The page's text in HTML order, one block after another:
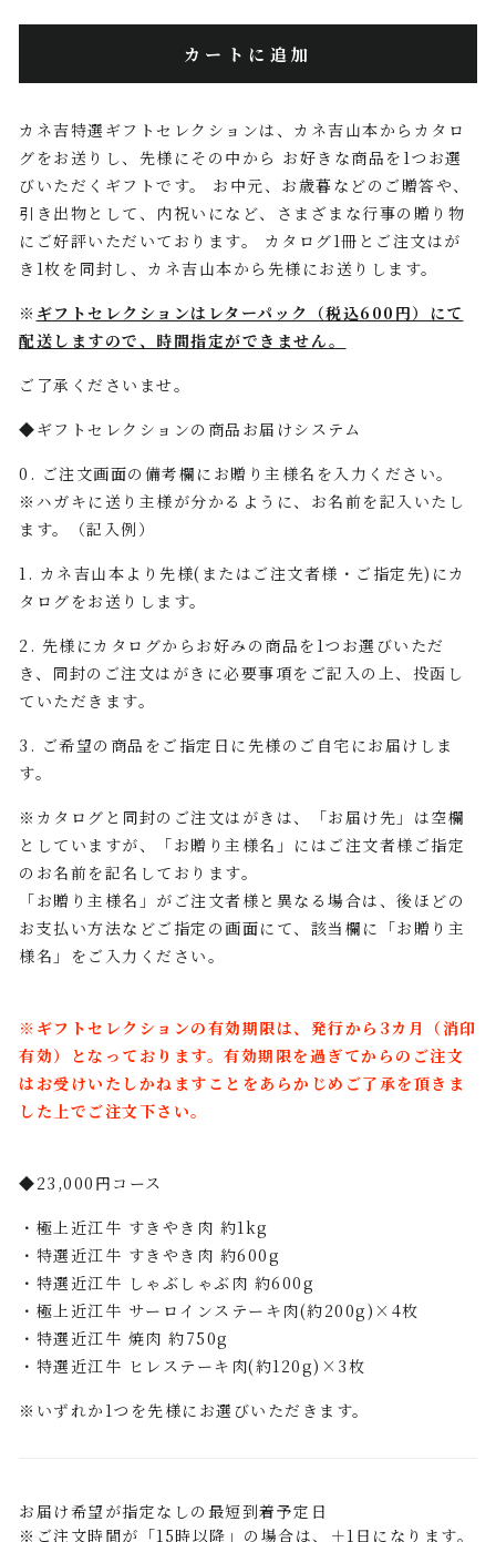
カートに追加
カネ吉特選ギフトセレクションは、カネ吉山本からカタロ
グをお送りし、先様にその中から お好きな商品を1つお選
びいただくギフトです。 お中元、お歳暮などのご贈答や、
引き出物として、内祝いになど、さまざまな行事の贈り物
にご好評いただいております。 カタログ1冊とご注文はが
き1枚を同封し、カネ吉山本から先様にお送りします。
※ ギフトセレクションはレターパック（税込600円）にて
配送しますので、時間指定ができません。
ご了承くださいませ。
◆ギフトセレクションの商品お届けシステム
0. ご注文画面の備考欄にお贈り主様名を入力ください。
※ハガキに送り主様が分かるように、お名前を記入いたし
ます。（記入例）
1. カネ吉山本より先様(またはご注文者様・ご指定先)にカ
タログをお送りします。
2. 先様にカタログからお好みの商品を1つお選びいただ
き、同封のご注文はがきに必要事項をご記入の上、投函し
ていただきます。
3. ご希望の商品をご指定日に先様のご自宅にお届けしま
す。
※カタログと同封のご注文はがきは、「お届け先」は空欄
としていますが、「お贈り主様名」にはご注文者様ご指定
のお名前を記名しております。
「お贈り主様名」がご注文者様と異なる場合は、後ほどの
お支払い方法などご指定の画面にて、該当欄に「お贈り主
様名」をご入力ください。
※ギフトセレクションの有効期限は、発行から3カ月（消印
有効）となっております。有効期限を過ぎてからのご注文
はお受けいたしかねますことをあらかじめご了承を頂きま
した上でご注文下さい。
◆23,000円コース
・極上近江牛 すきやき肉 約1kg
・特選近江牛 すきやき肉 約600g
・特選近江牛 しゃぶしゃぶ肉 約600g
・極上近江牛 サーロインステーキ肉(約200g)×4枚
・特選近江牛 焼肉 約750g
・特選近江牛 ヒレステーキ肉(約120g)×3枚
※いずれか1つを先様にお選びいただきます。
お届け希望が指定なしの最短到着予定日
※ご注文時間が「15時以降」の場合は、＋1日になります。